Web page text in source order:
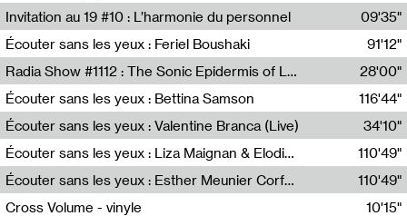
Nathalie Lacroix
Invitation au 19 #10 : L’harmonie du personnel
19, CRAC
09'35"
Écouter sans les yeux : Feriel Boushaki
Feriel Boushaki
91'12"
Radia Show #1112 : The Sonic Epidermis of Lake Léman by Paul Courlet / Guest Slot
28'00"
Écouter sans les yeux : Bettina Samson
Bettina Samson
116'44"
Écouter sans les yeux : Valentine Branca (Live)
Valentine Branca
34'10"
Écouter sans les yeux : Liza Maignan & Elodie Lecat
Liza Maignan,Elodie Lecat
110'49"
Écouter sans les yeux : Esther Meunier Corfdyr
Esther Meunier Corfdyr
110'49"
Cross Volume - vinyle
10'15"